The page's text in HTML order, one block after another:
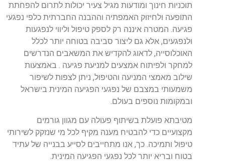
תוכניות חינוך ומודעות מגיל צעיר יכולות לתרום להפחתת
התופעה ולחיזוק האמפתיה וההבנה החברתית כלפי נפגעי
פגיעה. המטרה איננה רק לספק טיפול וליווי לנפגעות
ולנפגעים, אלא גם ליצור סביבה בטוחה יותר לכלל
האוכלוסייה, לדאוג להקדיש את המשאבים הנדרשים
למחקר ולפיתוח אמצעים למניעת פגיעה . באמצעות
שילוב מאמצי המניעה והטיפול, ניתן לצפות לשיפור
משמעותי במצבם של נפגעי הפגיעה המינית בישראל
ובמקומות נוספים בעולם.
מטיבתא פועלת בשיתוף פעולה עם מגוון גורמים
מקצועיים כדי להבטיח מענה מקיף לכל מי שנזקק לשירותי
טיפול ותמיכה. כך, אנו מתחייבים לסייע בבנייה של עתיד
בטוח ובריא יותר לכל נפגעי הפגיעה המינית.